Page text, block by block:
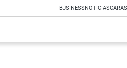
BUSINESSNOTICIASCARAS